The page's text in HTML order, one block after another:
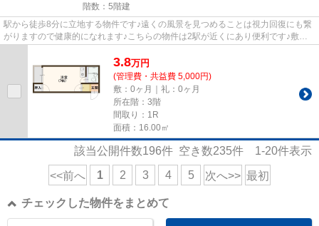
階数：5階建
駅から徒歩8分に立地する物件です♪遠くの風景を見つめることは視力回復にも繋
がりますので健康的になれます♪こちらの物件は2駅が近くにあり便利です♪敷地
3.8万円
(管理費・共益費 5,000円)
敷：0ヶ月｜礼：0ヶ月
所在階：3階
間取り：1R
面積：16.00㎡
該当公開件数196件 空き数235件 1-20件表示
<<前へ 1 2 3 4 5 次へ>> 最初
チェックした物件をまとめて